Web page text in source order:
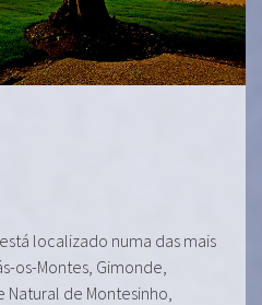
localizado numa das mais
os-Montes, Gimonde,
Natural de Montesinho,